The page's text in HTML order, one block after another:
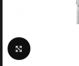
Click to enlarge